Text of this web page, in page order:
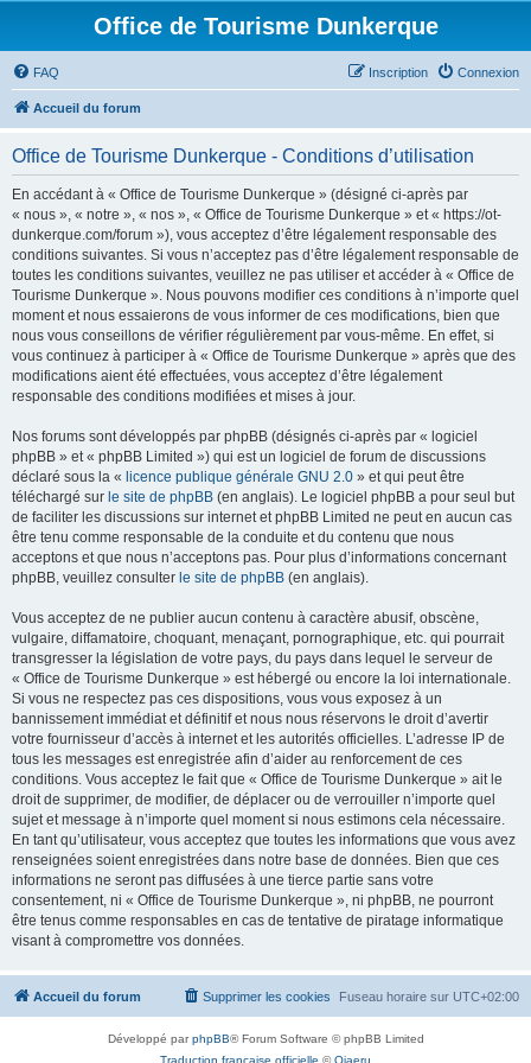
Office de Tourisme Dunkerque
FAQ Connexion
Inscription
Accueil du forum
Office de Tourisme Dunkerque - Conditions d’utilisation
En accédant à « Office de Tourisme Dunkerque » (désigné ci-après par
« nous », « notre », « nos », « Office de Tourisme Dunkerque » et « https://ot-
dunkerque.com/forum »), vous acceptez d’être légalement responsable des
conditions suivantes. Si vous n’acceptez pas d’être légalement responsable de
toutes les conditions suivantes, veuillez ne pas utiliser et accéder à « Office de
Tourisme Dunkerque ». Nous pouvons modifier ces conditions à n’importe quel
moment et nous essaierons de vous informer de ces modifications, bien que
nous vous conseillons de vérifier régulièrement par vous-même. En effet, si
vous continuez à participer à « Office de Tourisme Dunkerque » après que des
modifications aient été effectuées, vous acceptez d’être légalement
responsable des conditions modifiées et mises à jour.
Nos forums sont développés par phpBB (désignés ci-après par « logiciel
phpBB » et « phpBB Limited ») qui est un logiciel de forum de discussions
déclaré sous la « licence publique générale GNU 2.0 » et qui peut être
téléchargé sur le site de phpBB (en anglais). Le logiciel phpBB a pour seul but
de faciliter les discussions sur internet et phpBB Limited ne peut en aucun cas
être tenu comme responsable de la conduite et du contenu que nous
acceptons et que nous n’acceptons pas. Pour plus d’informations concernant
phpBB, veuillez consulter le site de phpBB (en anglais).
Vous acceptez de ne publier aucun contenu à caractère abusif, obscène,
vulgaire, diffamatoire, choquant, menaçant, pornographique, etc. qui pourrait
transgresser la législation de votre pays, du pays dans lequel le serveur de
« Office de Tourisme Dunkerque » est hébergé ou encore la loi internationale.
Si vous ne respectez pas ces dispositions, vous vous exposez à un
bannissement immédiat et définitif et nous nous réservons le droit d’avertir
votre fournisseur d’accès à internet et les autorités officielles. L’adresse IP de
tous les messages est enregistrée afin d’aider au renforcement de ces
conditions. Vous acceptez le fait que « Office de Tourisme Dunkerque » ait le
droit de supprimer, de modifier, de déplacer ou de verrouiller n’importe quel
sujet et message à n’importe quel moment si nous estimons cela nécessaire.
En tant qu’utilisateur, vous acceptez que toutes les informations que vous avez
renseignées soient enregistrées dans notre base de données. Bien que ces
informations ne seront pas diffusées à une tierce partie sans votre
consentement, ni « Office de Tourisme Dunkerque », ni phpBB, ne pourront
être tenus comme responsables en cas de tentative de piratage informatique
visant à compromettre vos données.
Accueil du forum Fuseau horaire sur UTC+02:00
Supprimer les cookies
Développé parphpBB® Forum Software © phpBB Limited
Traduction française officielle ©Qiaeru